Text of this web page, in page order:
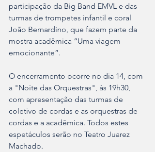
participação da Big Band EMVL e das
turmas de trompetes infantil e coral
João Bernardino, que fazem parte da
mostra acadêmica “Uma viagem
emocionante”.
O encerramento ocorre no dia 14, com
a "Noite das Orquestras", às 19h30,
com apresentação das turmas de
coletivo de cordas e as orquestras de
cordas e a acadêmica. Todos estes
espetáculos serão no Teatro Juarez
Machado.